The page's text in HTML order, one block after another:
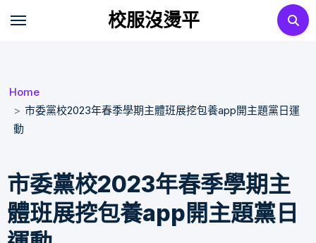
校服沒燙平
Home
市委黨校2023年春季學期主體班展挖包養app開主題黨日運
動
市委黨校2023年春季學期主
體班展挖包養app開主題黨日